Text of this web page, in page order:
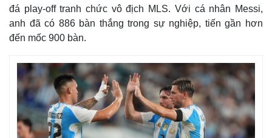
đá play-off tranh chức vô địch MLS. Với cá nhân Messi,
anh đã có 886 bàn thắng trong sự nghiệp, tiến gần hơn
đến mốc 900 bàn.